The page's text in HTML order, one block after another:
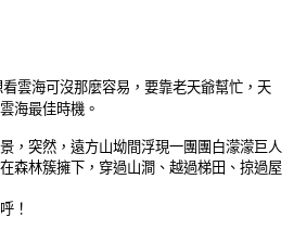
雲海可沒那麼容易，要靠老天爺幫忙，天
海最佳時機。
，突然，遠方山坳間浮現一團團白濛濛巨人
森林簇擁下，穿過山澗、越過梯田、掠過屋
！